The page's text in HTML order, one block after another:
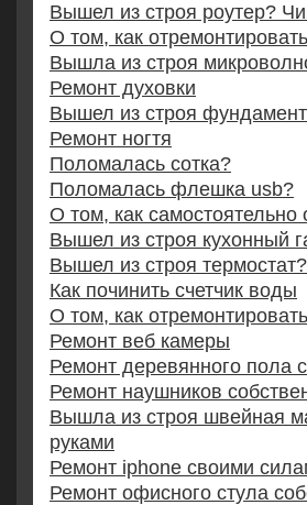
Вышел из строя роутер?
О том, как
Вышла из строя
Ремонт духовки
Вышел из строя
Ремонт ногтя
Поломалась сотка?
Поломалась флешка usb?
О том, как самостоятельно
Вышел из строя кухонный
Вышел из строя термостат?
Как починить счетчик воды
О том, как
Ремонт веб камеры
Ремонт деревянного пола
Ремонт наушников
Вышла из строя швейная
руками
Ремонт iphone своими
Ремонт офисного стула